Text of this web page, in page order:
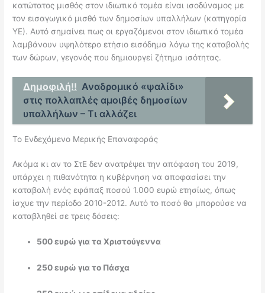
κατώτατος μισθός στον ιδιωτικό τομέα είναι ισοδύναμος με
τον εισαγωγικό μισθό των δημοσίων υπαλλήλων (κατηγορία
ΥΕ). Αυτό σημαίνει πως οι εργαζόμενοι στον ιδιωτικό τομέα
λαμβάνουν υψηλότερο ετήσιο εισόδημα λόγω της καταβολής
των δώρων, γεγονός που δημιουργεί ζήτημα ισότητας.
Δημοφιλή!! Αναδρομικό «ψαλίδι»
στις πολλαπλές αμοιβές δημοσίων
υπαλλήλων – Τι αλλάζει
Το Ενδεχόμενο Μερικής Επαναφοράς
Ακόμα κι αν το ΣτΕ δεν ανατρέψει την απόφαση του 2019,
υπάρχει η πιθανότητα η κυβέρνηση να αποφασίσει την
καταβολή ενός εφάπαξ ποσού 1.000 ευρώ ετησίως, όπως
ίσχυε την περίοδο 2010-2012. Αυτό το ποσό θα μπορούσε να
καταβληθεί σε τρεις δόσεις:
500 ευρώ για τα Χριστούγεννα
250 ευρώ για το Πάσχα